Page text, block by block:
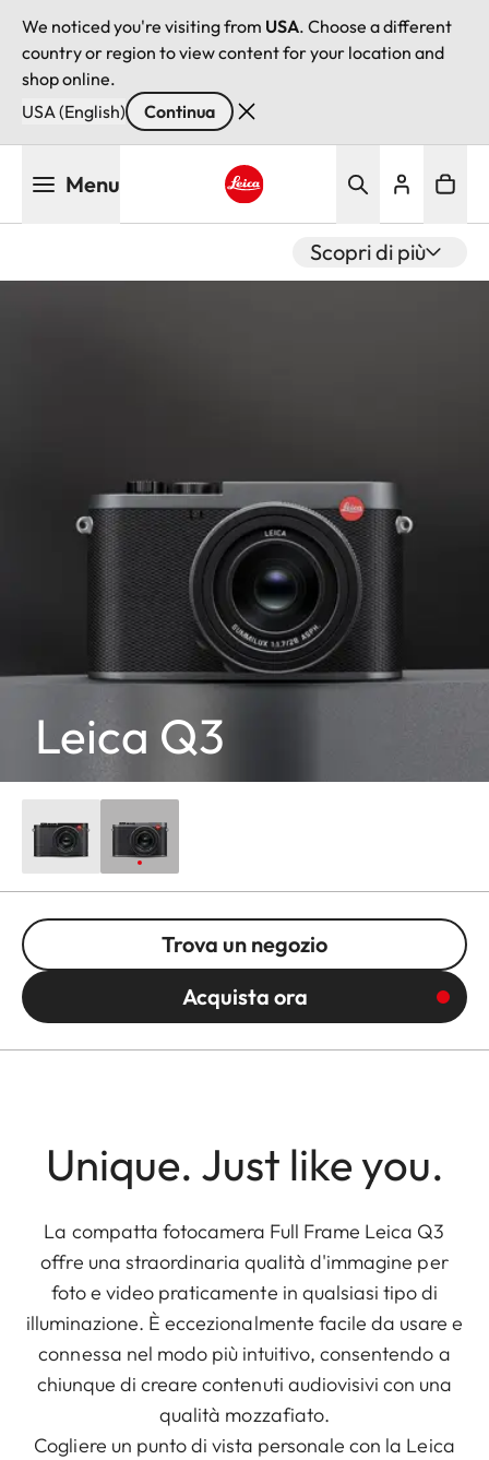
We noticed you're visiting from USA. Choose a different
country or region to view content for your location and
shop online.
USA (English)
Continua
Menu
Scopri di più
Leica Q3
Trova un negozio
Acquista ora
Unique. Just like you.
La compatta fotocamera Full Frame Leica Q3
offre una straordinaria qualità d'immagine per
foto e video praticamente in qualsiasi tipo di
illuminazione. È eccezionalmente facile da usare e
connessa nel modo più intuitivo, consentendo a
chiunque di creare contenuti audiovisivi con una
qualità mozzafiato.
Cogliere un punto di vista personale con la Leica